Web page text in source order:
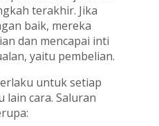
terakhir. Jika
baik, mereka
dan mencapai inti
yaitu pembelian.
untuk setiap
lain cara. Saluran